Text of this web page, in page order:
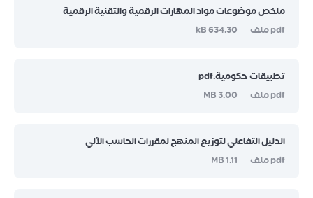
ملخص موضوعات مواد المهارات الرقمية والتقنية الرقمية
pdf ملف
634.30 kB
تطبيقات حكومية.pdf
pdf ملف
3.00 MB
الدليل التفاعلي لتوزيع المنهج لمقررات الحاسب الآلي
pdf ملف
1.11 MB